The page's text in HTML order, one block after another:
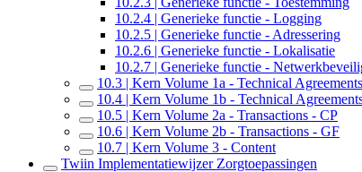
10.2.4 | Generieke functie - Logging
10.2.5 | Generieke functie - Adressering
10.2.6 | Generieke functie - Lokalisatie
10.2.7 | Generieke functie -
10.3 | Kern Volume 1a - Technical
10.4 | Kern Volume 1b - Technical
10.5 | Kern Volume 2a - Transactions - CP
10.6 | Kern Volume 2b - Transactions - GF
10.7 | Kern Volume 3 - Content
Twiin Implementatiewijzer Zorgtoepassingen